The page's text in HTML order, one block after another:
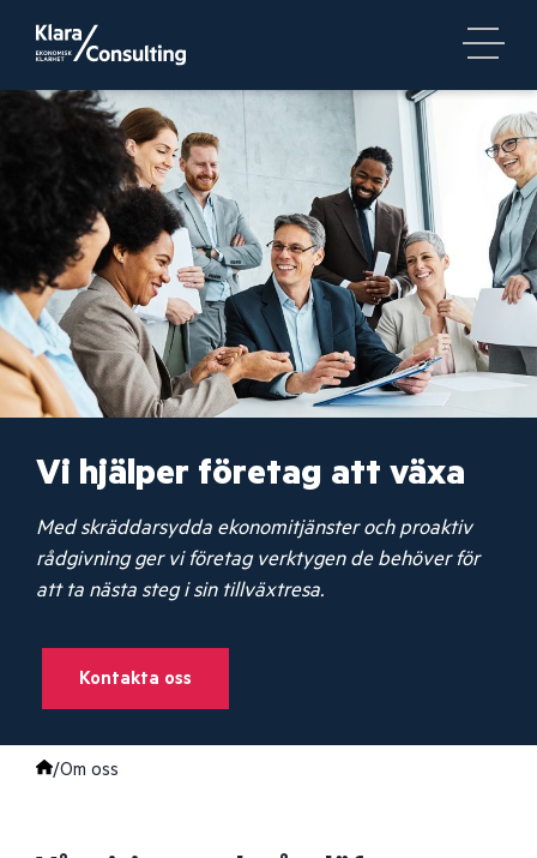
Vi hjälper företag att växa
Med skräddarsydda ekonomitjänster och proaktiv
rådgivning ger vi företag verktygen de behöver för
att ta nästa steg i sin tillväxtresa.
Kontakta oss
/Om oss